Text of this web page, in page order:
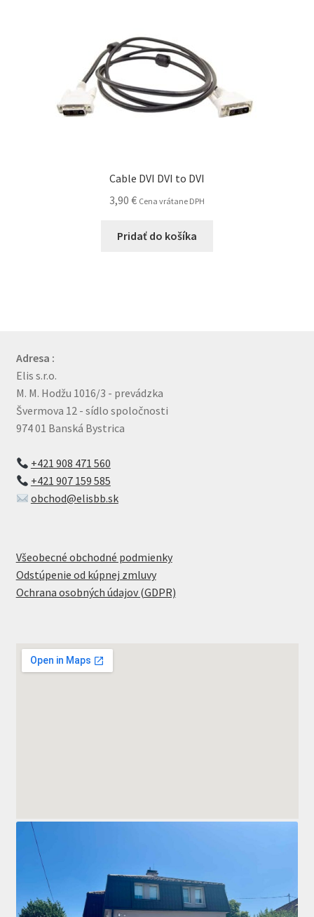
Cable DVI DVI to DVI
3,90 € Cena vrátane DPH
Pridať do košíka
Adresa :
Elis s.r.o.
M. M. Hodžu 1016/3 - prevádzka
Švermova 12 - sídlo spoločnosti
974 01 Banská Bystrica
+421 908 471 560
+421 907 159 585
obchod@elisbb.sk
Všeobecné obchodné podmienky
Odstúpenie od kúpnej zmluvy
Ochrana osobných údajov (GDPR)